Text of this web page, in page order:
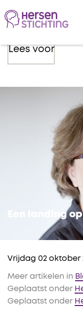
Lees voor
Een landing
Vrijdag 02 oktober
Meer artikelen in
Geplaatst onder
Geplaatst onder